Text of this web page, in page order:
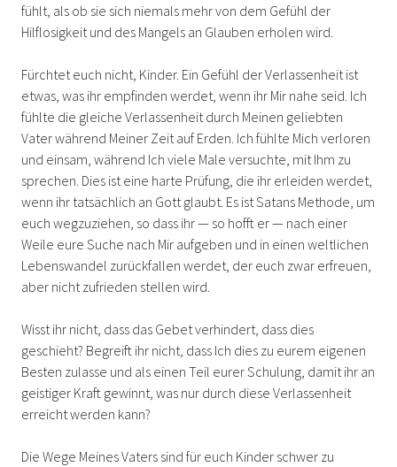
fühlt, als ob sie sich niemals mehr von dem Gefühl der
Hilflosigkeit und des Mangels an Glauben erholen wird.
Fürchtet euch nicht, Kinder. Ein Gefühl der Verlassenheit ist
etwas, was ihr empfinden werdet, wenn ihr Mir nahe seid. Ich
fühlte die gleiche Verlassenheit durch Meinen geliebten
Vater während Meiner Zeit auf Erden. Ich fühlte Mich verloren
und einsam, während Ich viele Male versuchte, mit Ihm zu
sprechen. Dies ist eine harte Prüfung, die ihr erleiden werdet,
wenn ihr tatsächlich an Gott glaubt. Es ist Satans Methode, um
euch wegzuziehen, so dass ihr — so hofft er — nach einer
Weile eure Suche nach Mir aufgeben und in einen weltlichen
Lebenswandel zurückfallen werdet, der euch zwar erfreuen,
aber nicht zufrieden stellen wird.
Wisst ihr nicht, dass das Gebet verhindert, dass dies
geschieht? Begreift ihr nicht, dass Ich dies zu eurem eigenen
Besten zulasse und als einen Teil eurer Schulung, damit ihr an
geistiger Kraft gewinnt, was nur durch diese Verlassenheit
erreicht werden kann?
Die Wege Meines Vaters sind für euch Kinder schwer zu